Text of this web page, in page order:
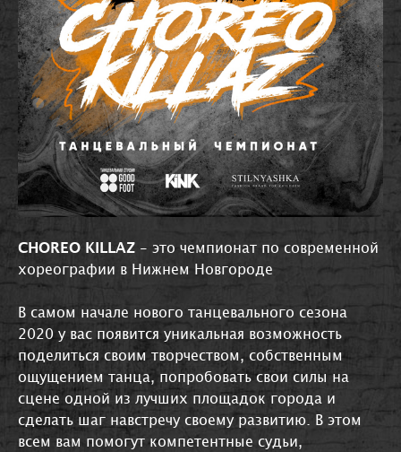
CHOREO KILLAZ - это чемпионат по современной
хореографии в Нижнем Новгороде
В самом начале нового танцевального сезона
2020 у вас появится уникальная возможность
поделиться своим творчеством, собственным
ощущением танца, попробовать свои силы на
сцене одной из лучших площадок города и
сделать шаг навстречу своему развитию. В этом
всем вам помогут компетентные судьи,